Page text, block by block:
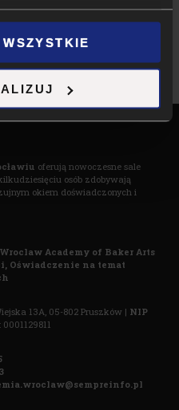
, Warszawa
SIĘ →
oferują nowoczesne sale
osób zdobywają
okiem doświadczonych i
Wroclaw Academy of Baker Arts
i, Oświadczenie na temat
13A, 05-802 Pruszków | NIP
: 0001129811